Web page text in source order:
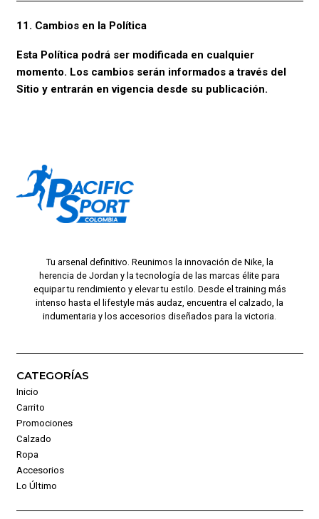
11. Cambios en la Política
Esta Política podrá ser modificada en cualquier
momento. Los cambios serán informados a través del
Sitio y entrarán en vigencia desde su publicación.
Tu arsenal definitivo. Reunimos la innovación de Nike, la
herencia de Jordan y la tecnología de las marcas élite para
equipar tu rendimiento y elevar tu estilo. Desde el training más
intenso hasta el lifestyle más audaz, encuentra el calzado, la
indumentaria y los accesorios diseñados para la victoria.
CATEGORÍAS
Inicio
Carrito
Promociones
Calzado
Ropa
Accesorios
Lo Último